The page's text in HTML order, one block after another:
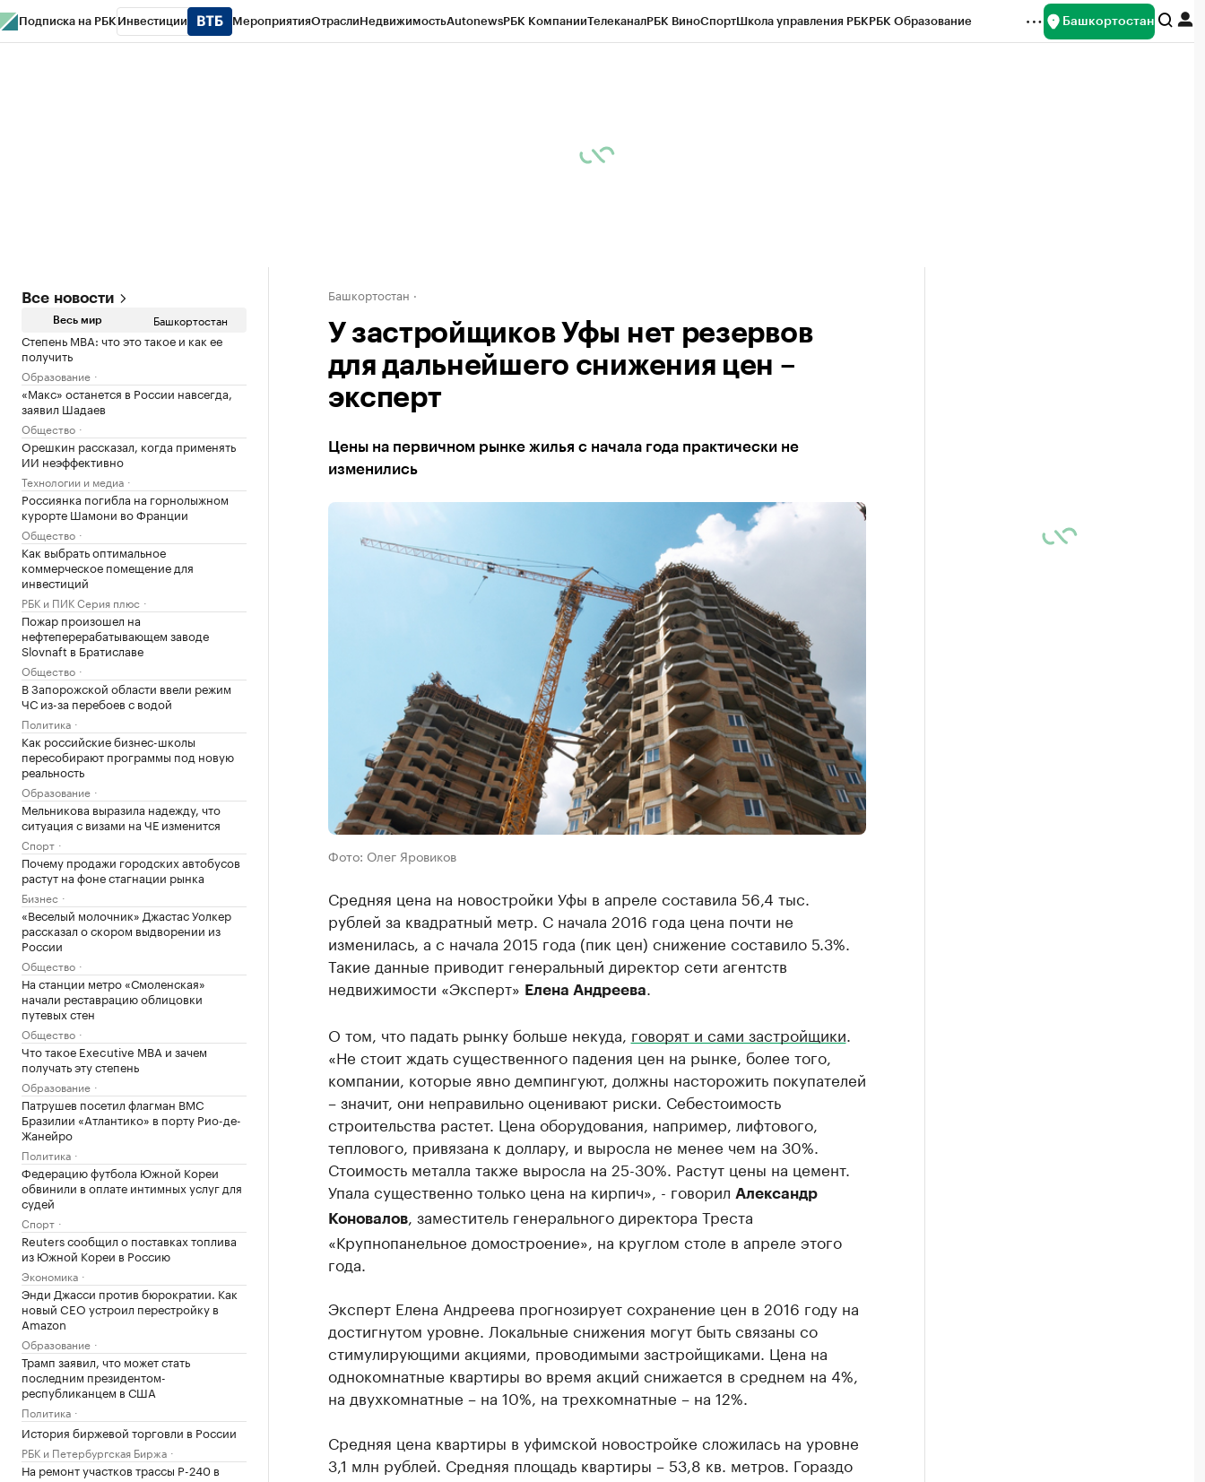
Подписка на РБК Инвестиции МероприятияОтраслиНедвижимостьAutonewsРБК КомпанииТелеканалРБК ВиноСпортШкола управления РБКРБК Образование Башкортостан
Все новости
Весь мир Башкортостан
Степень MBA: что это такое и как ее
получить
Образование
«Макс» останется в России навсегда,
заявил Шадаев
Общество
Орешкин рассказал, когда применять
ИИ неэффективно
Технологии и медиа
Россиянка погибла на горнолыжном
курорте Шамони во Франции
Общество
Как выбрать оптимальное
коммерческое помещение для
инвестиций
РБК и ПИК Серия плюс
Пожар произошел на
нефтеперерабатывающем заводе
Slovnaft в Братиславе
Общество
В Запорожской области ввели режим
ЧС из-за перебоев с водой
Политика
Как российские бизнес-школы
пересобирают программы под новую
реальность
Образование
Мельникова выразила надежду, что
ситуация с визами на ЧЕ изменится
Спорт
Почему продажи городских автобусов
растут на фоне стагнации рынка
Бизнес
«Веселый молочник» Джастас Уолкер
рассказал о скором выдворении из
России
Общество
На станции метро «Смоленская»
начали реставрацию облицовки
путевых стен
Общество
Что такое Executive MBA и зачем
получать эту степень
Образование
Патрушев посетил флагман ВМС
Бразилии «Атлантико» в порту Рио-де-
Жанейро
Политика
Федерацию футбола Южной Кореи
обвинили в оплате интимных услуг для
судей
Спорт
Reuters сообщил о поставках топлива
из Южной Кореи в Россию
Экономика
Энди Джасси против бюрократии. Как
новый CEO устроил перестройку в
Amazon
Образование
Трамп заявил, что может стать
последним президентом-
республиканцем в США
Политика
История биржевой торговли в России
РБК и Петербургская Биржа
На ремонт участков трассы Р-240 в
Башкортостан
У застройщиков Уфы нет резервов
для дальнейшего снижения цен –
эксперт
Цены на первичном рынке жилья с начала года практически не
изменились
Фото: Олег Яровиков
Средняя цена на новостройки Уфы в апреле составила 56,4 тыс.
рублей за квадратный метр. С начала 2016 года цена почти не
изменилась, а с начала 2015 года (пик цен) снижение составило 5.3%.
Такие данные приводит генеральный директор сети агентств
недвижимости «Эксперт» Елена Андреева
О том, что падать рынку больше некуда, говорят и сами застройщики
«Не стоит ждать существенного падения цен на рынке, более того,
компании, которые явно демпингуют, должны насторожить покупателей
– значит, они неправильно оценивают риски. Себестоимость
строительства растет. Цена оборудования, например, лифтового,
теплового, привязана к доллару, и выросла не менее чем на 30%.
Стоимость металла также выросла на 25-30%. Растут цены на цемент.
Упала существенно только цена на кирпич», - говорил Александр
Коновалов, заместитель генерального директора Треста
«Крупнопанельное домостроение», на круглом столе в апреле этого
года.
Эксперт Елена Андреева прогнозирует сохранение цен в 2016 году на
достигнутом уровне. Локальные снижения могут быть связаны со
стимулирующими акциями, проводимыми застройщиками. Цена на
однокомнатные квартиры во время акций снижается в среднем на 4%,
на двухкомнатные – на 10%, на трехкомнатные – на 12%.
Средняя цена квартиры в уфимской новостройке сложилась на уровне
3,1 млн рублей. Средняя площадь квартиры – 53,8 кв. метров. Гораздо